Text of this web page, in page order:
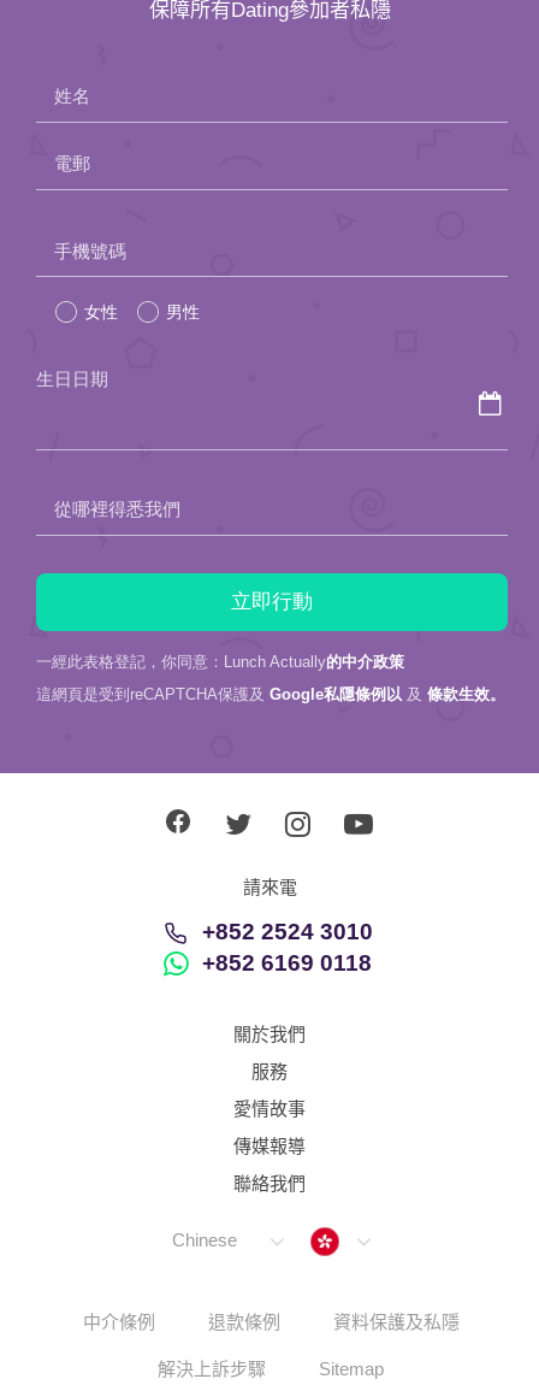
保障所有Dating參加者私隱
姓名
電郵
leave
this
手機號碼
女性 男性
生日日期
從哪裡得悉我們
一經此表格登記，你同意：Lunch Actually的中介政策
這網頁是受到reCAPTCHA保護及 Google私隱條例以 及 條款生效。
請來電
+852 2524 3010
+852 6169 0118
關於我們
服務
愛情故事
傳媒報導
聯絡我們
Chinese Hong Kong
中介條例 退款條例 資料保護及私隱
解決上訴步驟 Sitemap